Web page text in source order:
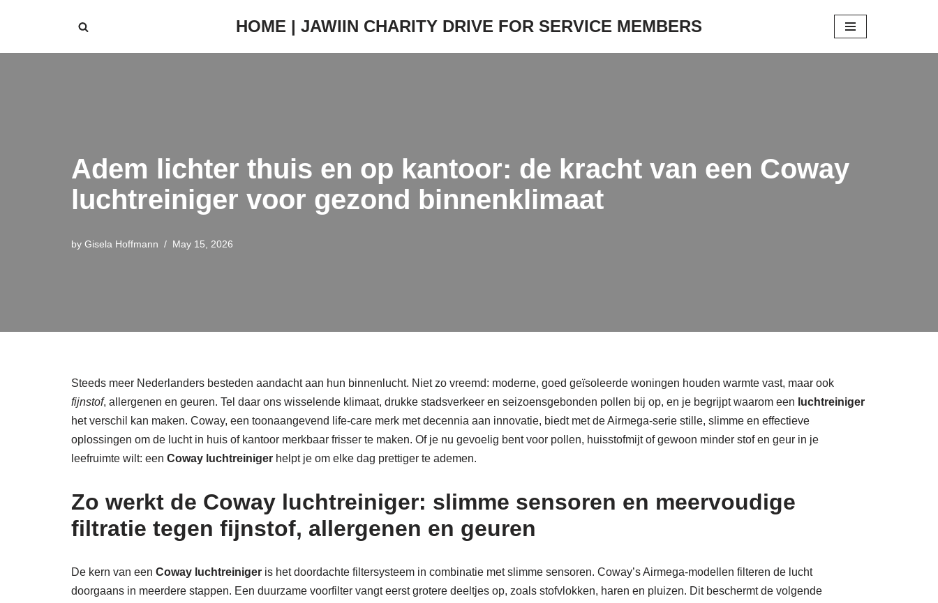
HOME | JAWIIN CHARITY DRIVE FOR SERVICE MEMBERS
Adem lichter thuis en op kantoor: de kracht van een Coway
luchtreiniger voor gezond binnenklimaat
by Gisela Hoffmann May 15, 2026
Steeds meer Nederlanders besteden aandacht aan hun binnenlucht. Niet zo vreemd: moderne, goed geïsoleerde woningen houden warmte vast, maar ook
fijnstof, allergenen en geuren. Tel daar ons wisselende klimaat, drukke stadsverkeer en seizoensgebonden pollen bij op, en je begrijpt waarom een luchtreiniger
het verschil kan maken. Coway, een toonaangevend life-care merk met decennia aan innovatie, biedt met de Airmega-serie stille, slimme en effectieve
oplossingen om de lucht in huis of kantoor merkbaar frisser te maken. Of je nu gevoelig bent voor pollen, huisstofmijt of gewoon minder stof en geur in je
leefruimte wilt: een Coway luchtreiniger helpt je om elke dag prettiger te ademen.
Zo werkt de Coway luchtreiniger: slimme sensoren en meervoudige
filtratie tegen fijnstof, allergenen en geuren
De kern van een Coway luchtreiniger is het doordachte filtersysteem in combinatie met slimme sensoren. Coway’s Airmega-modellen filteren de lucht
doorgaans in meerdere stappen. Een duurzame voorfilter vangt eerst grotere deeltjes op, zoals stofvlokken, haren en pluizen. Dit beschermt de volgende